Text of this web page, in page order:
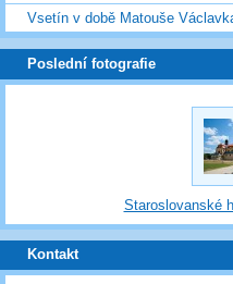
Vsetín v době Matouše
Poslední fotografie
Staroslovanské
Kontakt